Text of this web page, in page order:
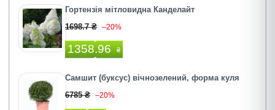
Гортензія мітловидна Канделайт
1698.7 ₴ –20%
1358.96 ₴
Самшит (буксус) вічнозелений, форма куля
6785 ₴ –20%